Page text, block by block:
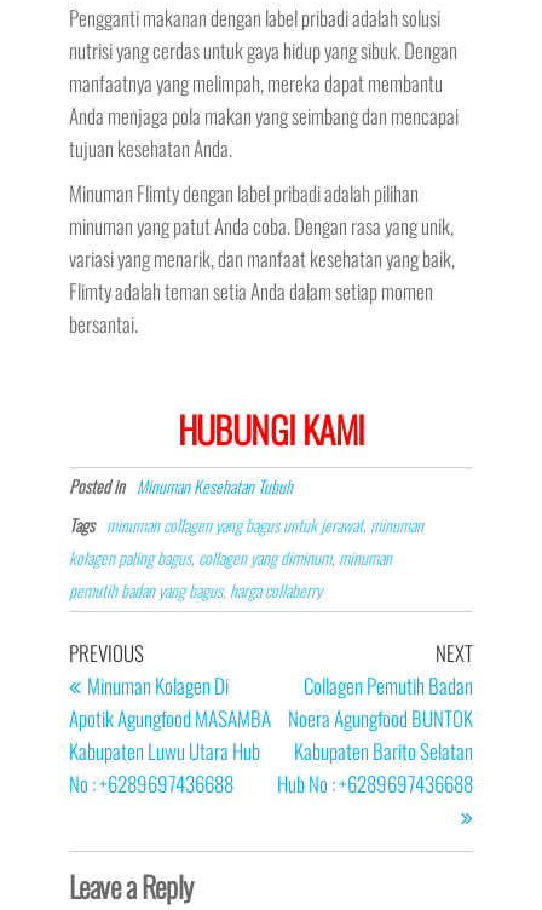
Pengganti makanan dengan label pribadi adalah solusi
nutrisi yang cerdas untuk gaya hidup yang sibuk. Dengan
manfaatnya yang melimpah, mereka dapat membantu
Anda menjaga pola makan yang seimbang dan mencapai
tujuan kesehatan Anda.
Minuman Flimty dengan label pribadi adalah pilihan
minuman yang patut Anda coba. Dengan rasa yang unik,
variasi yang menarik, dan manfaat kesehatan yang baik,
Flimty adalah teman setia Anda dalam setiap momen
bersantai.
HUBUNGI KAMI
Posted in Minuman Kesehatan Tubuh
Tags minuman collagen yang bagus untuk jerawat, minuman
kolagen paling bagus, collagen yang diminum, minuman
pemutih badan yang bagus, harga collaberry
Post
navigation
Previous
Post
PREVIOUS
Minuman Kolagen Di
Apotik Agungfood MASAMBA
Kabupaten Luwu Utara Hub
No : +6289697436688
Next
NEXT
Collagen Pemutih Badan
Noera Agungfood BUNTOK
Kabupaten Barito Selatan
Hub No : +6289697436688
Leave a Reply